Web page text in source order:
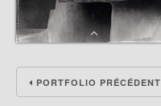
PORTFOLIO PRÉCÉDENT